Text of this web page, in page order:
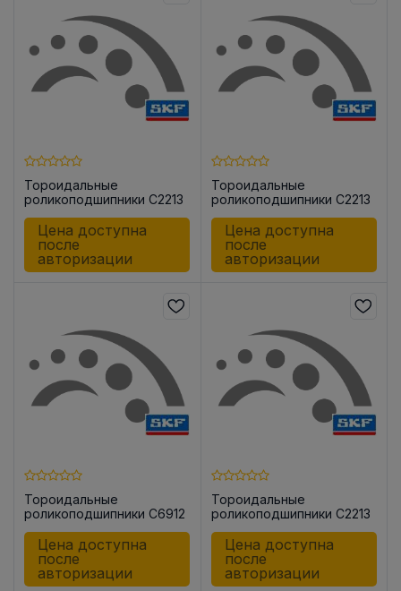
Тороидальные
роликоподшипники C2213
Цена доступна
после
авторизации
Тороидальные
роликоподшипники C2213
Цена доступна
после
авторизации
Тороидальные
роликоподшипники C6912
Цена доступна
после
авторизации
Тороидальные
роликоподшипники C2213
Цена доступна
после
авторизации